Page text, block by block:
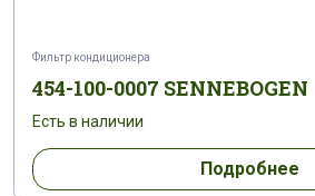
Фильтр кондиционера
454-100-0007 SENNEBOGEN
Есть в наличии
Подробнее